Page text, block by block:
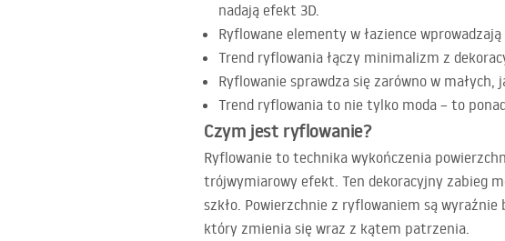
nadają efekt 3D.
Ryflowane elementy w łazience
Trend ryflowania łączy minimalizm z
Ryflowanie sprawdza się zarówno w
Trend ryflowania to nie tylko moda – to
Czym jest ryflowanie?
Ryflowanie to technika wykończenia
trójwymiarowy efekt. Ten dekoracyjny zabieg
szkło. Powierzchnie z ryflowaniem są
który zmienia się wraz z kątem patrzenia.